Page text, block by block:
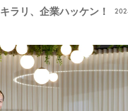
術総合研究所】
キラリ、企業ハッケン！